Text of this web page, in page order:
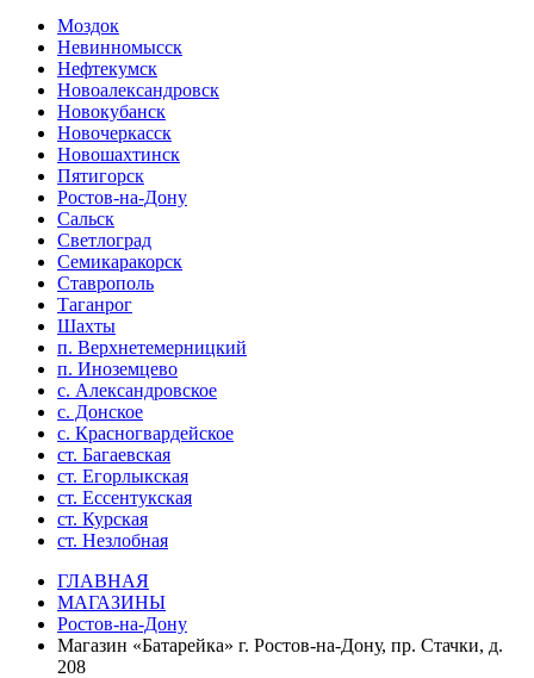
Моздок
Невинномысск
Нефтекумск
Новоалександровск
Новокубанск
Новочеркасск
Новошахтинск
Пятигорск
Ростов-на-Дону
Сальск
Светлоград
Семикаракорск
Ставрополь
Таганрог
Шахты
п. Верхнетемерницкий
п. Иноземцево
с. Александровское
с. Донское
с. Красногвардейское
ст. Багаевская
ст. Егорлыкская
ст. Ессентукская
ст. Курская
ст. Незлобная
ГЛАВНАЯ
МАГАЗИНЫ
Ростов-на-Дону
Магазин «Батарейка» г. Ростов-на-Дону, пр. Стачки, д.
208